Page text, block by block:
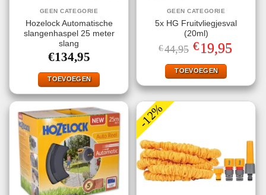
GEEN CATEGORIE
Hozelock Automatische
slangenhaspel 25 meter
slang
€134,95
TOEVOEGEN
GEEN CATEGORIE
5x HG Fruitvliegjesval
(20ml)
€44,95 Oorspronkelijke
prijs
was:
€44,95.
€19,95prijs
TOEVOEGEN
-12%